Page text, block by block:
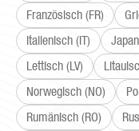
Französisch (FR)
Italienisch (IT)
Lettisch (LV)
Norwegisch (NO)
Rumänisch (RO)